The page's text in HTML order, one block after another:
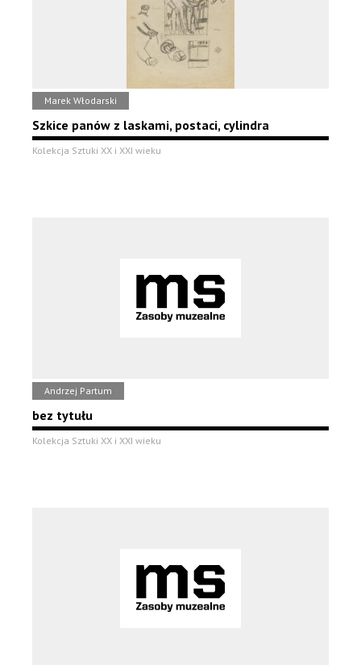
Marek Włodarski
Szkice panów z laskami, postaci, cylindra
Kolekcja Sztuki XX i XXI wieku
Andrzej Partum
bez tytułu
Kolekcja Sztuki XX i XXI wieku